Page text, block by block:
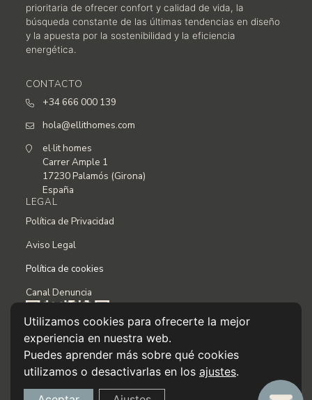
prioritaria de ofrecer confort y calidad de vida, la
búsqueda constante de las últimas tendencias en diseño
y la apuesta por la sostenibilidad y la eficiencia
energética.
CONTACTO
+34 666 000 139
hola@ellithomes.com
el·lit homes
Carrer Ample 1
17230 Palamós (Girona)
España
LEGAL
Política de Privacidad
Aviso Legal
Política de cookies
Canal Denuncia
Utilizamos cookies para ofrecerte la mejor
experiencia en nuestra web.
Puedes aprender más sobre qué cookies
utilizamos o desactivarlas en los ajustes.